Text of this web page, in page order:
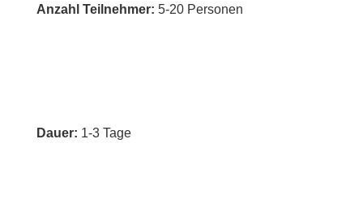
Anzahl Teilnehmer: 5-20 Personen
Dauer: 1-3 Tage